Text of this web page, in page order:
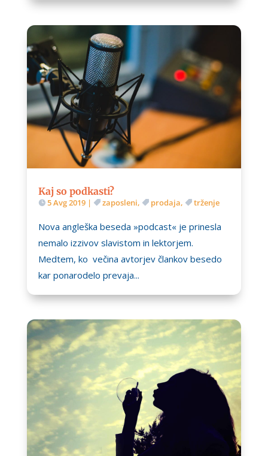
Kaj so podkasti?
5 Avg 2019| zaposleni, prodaja, trženje
Nova angleška beseda »podcast« je prinesla
nemalo izzivov slavistom in lektorjem.
Medtem, ko večina avtorjev člankov besedo
kar ponarodelo prevaja...